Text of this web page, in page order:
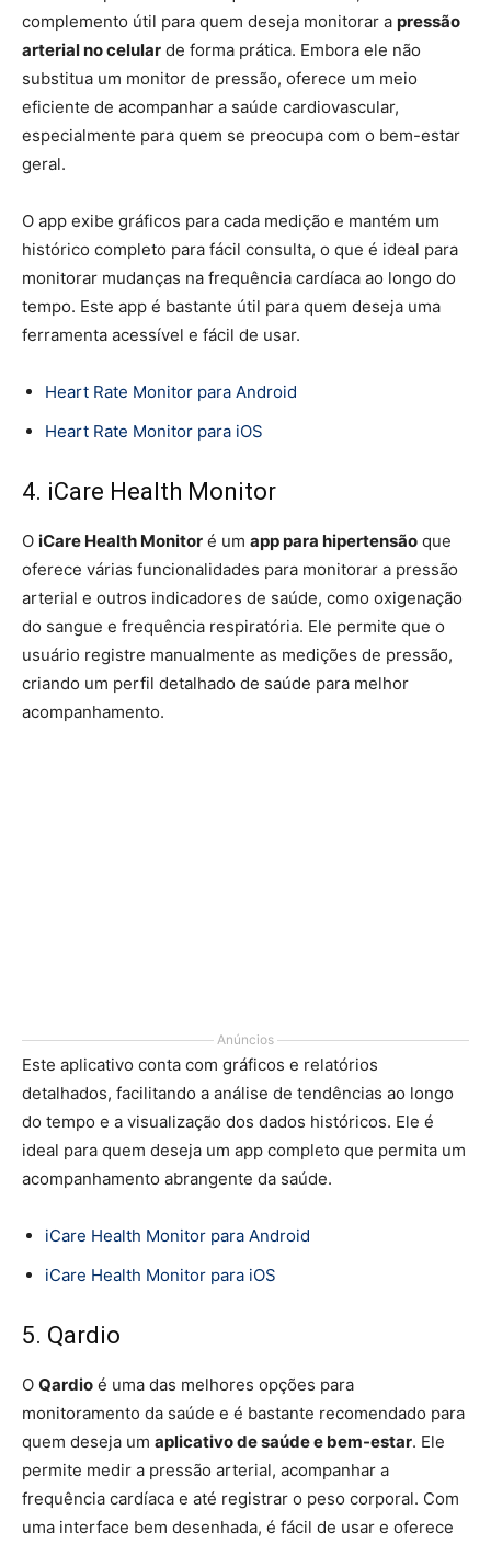
complemento útil para quem deseja monitorar a pressão
arterial no celular de forma prática. Embora ele não
substitua um monitor de pressão, oferece um meio
eficiente de acompanhar a saúde cardiovascular,
especialmente para quem se preocupa com o bem-estar
geral.
O app exibe gráficos para cada medição e mantém um
histórico completo para fácil consulta, o que é ideal para
monitorar mudanças na frequência cardíaca ao longo do
tempo. Este app é bastante útil para quem deseja uma
ferramenta acessível e fácil de usar.
Heart Rate Monitor para Android
Heart Rate Monitor para iOS
4. iCare Health Monitor
O iCare Health Monitor é um app para hipertensão que
oferece várias funcionalidades para monitorar a pressão
arterial e outros indicadores de saúde, como oxigenação
do sangue e frequência respiratória. Ele permite que o
usuário registre manualmente as medições de pressão,
criando um perfil detalhado de saúde para melhor
acompanhamento.
Anúncios
Este aplicativo conta com gráficos e relatórios
detalhados, facilitando a análise de tendências ao longo
do tempo e a visualização dos dados históricos. Ele é
ideal para quem deseja um app completo que permita um
acompanhamento abrangente da saúde.
iCare Health Monitor para Android
iCare Health Monitor para iOS
5. Qardio
O Qardio é uma das melhores opções para
monitoramento da saúde e é bastante recomendado para
quem deseja um aplicativo de saúde e bem-estar. Ele
permite medir a pressão arterial, acompanhar a
frequência cardíaca e até registrar o peso corporal. Com
uma interface bem desenhada, é fácil de usar e oferece